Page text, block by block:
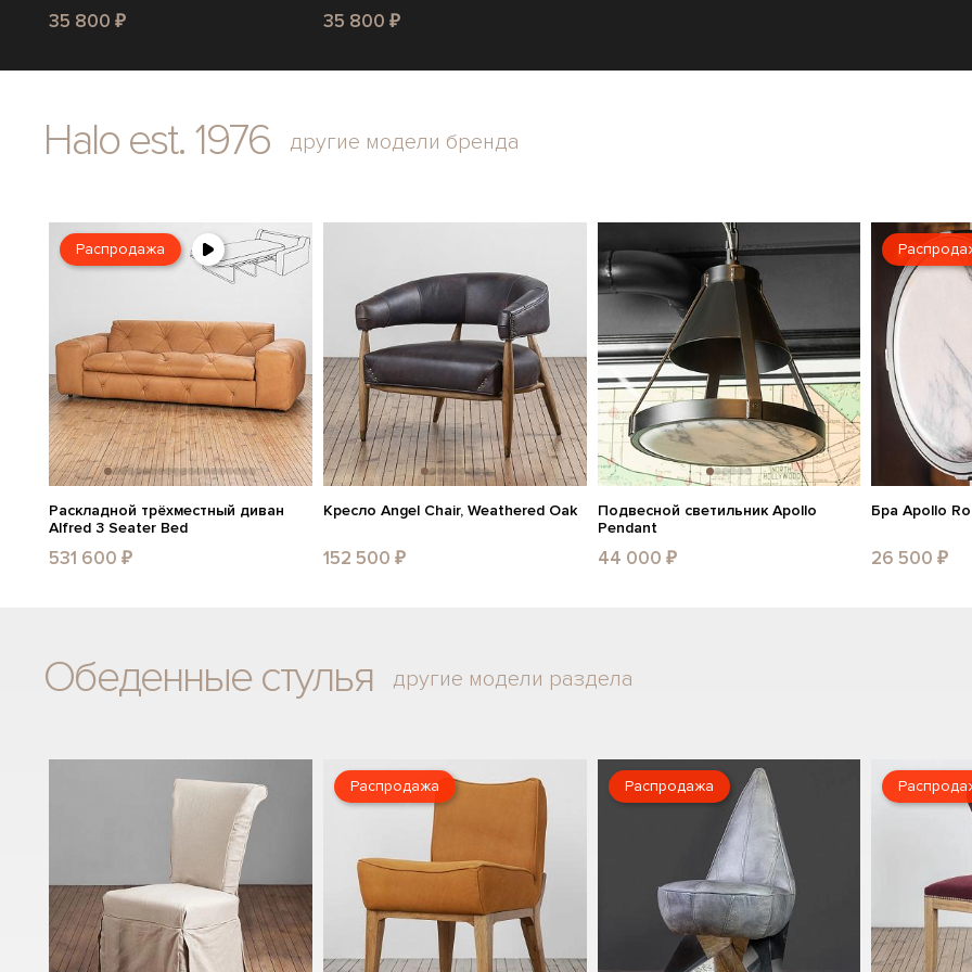
35 800 ₽ 35 800 ₽
Halo est. 1976 другие модели бренда
Распродажа
Раскладной трёхместный диван
Alfred 3 Seater Bed
531 600 ₽
Кресло Angel Chair, Weathered Oak
152 500 ₽
Подвесной светильник Apollo
Pendant
44 000 ₽
Бра Apollo
26 500 ₽
Обеденные стулья другие модели раздела
Распродажа Распродажа